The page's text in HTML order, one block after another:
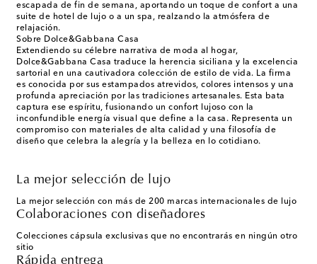
escapada de fin de semana, aportando un toque de confort a una
suite de hotel de lujo o a un spa, realzando la atmósfera de
relajación.
Sobre Dolce&Gabbana Casa
Extendiendo su célebre narrativa de moda al hogar,
Dolce&Gabbana Casa traduce la herencia siciliana y la excelencia
sartorial en una cautivadora colección de estilo de vida. La firma
es conocida por sus estampados atrevidos, colores intensos y una
profunda apreciación por las tradiciones artesanales. Esta bata
captura ese espíritu, fusionando un confort lujoso con la
inconfundible energía visual que define a la casa. Representa un
compromiso con materiales de alta calidad y una filosofía de
diseño que celebra la alegría y la belleza en lo cotidiano.
La mejor selección de lujo
La mejor selección con más de 200 marcas internacionales de lujo
Colaboraciones con diseñadores
Colecciones cápsula exclusivas que no encontrarás en ningún otro
sitio
Rápida entrega